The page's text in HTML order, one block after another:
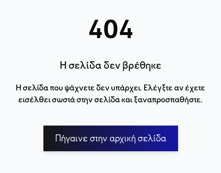
404
Η σελίδα δεν βρέθηκε
Η σελίδα που ψάχνετε δεν υπάρχει. Ελέγξτε αν έχετε
εισέλθει σωστά στην σελίδα και ξαναπροσπαθήστε.
Πήγαινε στην αρχική σελίδα